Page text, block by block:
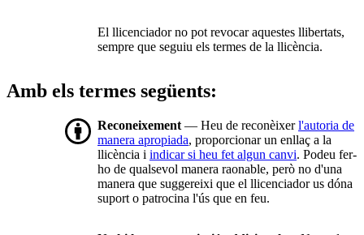
El llicenciador no pot revocar aquestes llibertats,
sempre que seguiu els termes de la llicència.
Amb els termes següents:
Reconeixement — Heu de reconèixerl'autoria de
manera apropiada, proporcionar un enllaç a la
llicència i indicar si heu fet algun canvi. Podeu fer-
ho de qualsevol manera raonable, però no d'una
manera que suggereixi que el llicenciador us dóna
suport o patrocina l'ús que en feu.